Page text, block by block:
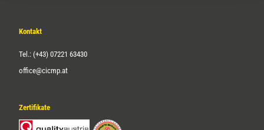
Kontakt
Tel.: (+43) 07221 63430
office@cicmp.at
Zertifikate